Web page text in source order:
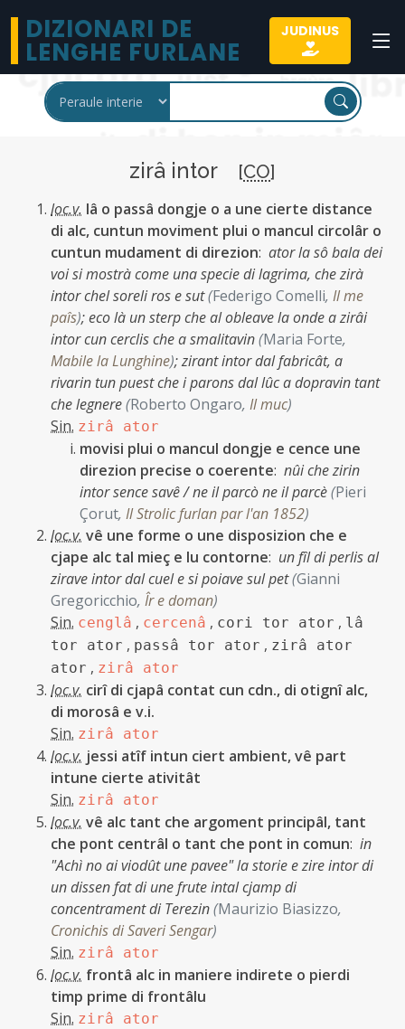
DIZIONARI DE
LENGHE FURLANE
JUDINUS
zirâ intor [CO]
loc.v. lâ o passâ dongje o a une cierte distance
di alc, cuntun moviment plui o mancul circolâr o
cuntun mudament di direzion: ator la sô bala dei
voi si mostrà come una specie di lagrima, che zirà
intor chel soreli ros e sut(Federigo Comelli, Il me
paîs);eco là un sterp che al obleave la onde a zirâi
intor cun cerclis che a smalitavin(Maria Forte,
Mabile la Lunghine);zirant intor dal fabricât, a
rivarin tun puest che i parons dal lûc a dopravin tant
che legnere(Roberto Ongaro, Il muc)
Sin. zirâ ator
movisi plui o mancul dongje e cence une
direzion precise o coerente: nûi che zirin
intor sence savê / ne il parcò ne il parcè(Pieri
Çorut, Il Strolic furlan par l'an 1852)
loc.v. vê une forme o une disposizion che e
cjape alc tal mieç e lu contorne: un fîl di perlis al
zirave intor dal cuel e si poiave sul pet(Gianni
Gregoricchio, Îr e doman)
Sin. cenglâ , cercenâ , cori tor ator , lâ
tor ator , passâ tor ator , zirâ ator
ator , zirâ ator
loc.v. cirî di cjapâ contat cun cdn., di otignî alc,
di morosâ e v.i.
Sin. zirâ ator
loc.v. jessi atîf intun ciert ambient, vê part
intune cierte ativitât
Sin. zirâ ator
loc.v. vê alc tant che argoment principâl, tant
che pont centrâl o tant che pont in comun: in
"Achì no ai viodût une pavee" la storie e zire intor di
un dissen fat di une frute intal cjamp di
concentrament di Terezin(Maurizio Biasizzo,
Cronichis di Saveri Sengar)
Sin. zirâ ator
loc.v. frontâ alc in maniere indirete o pierdi
timp prime di frontâlu
Sin. zirâ ator